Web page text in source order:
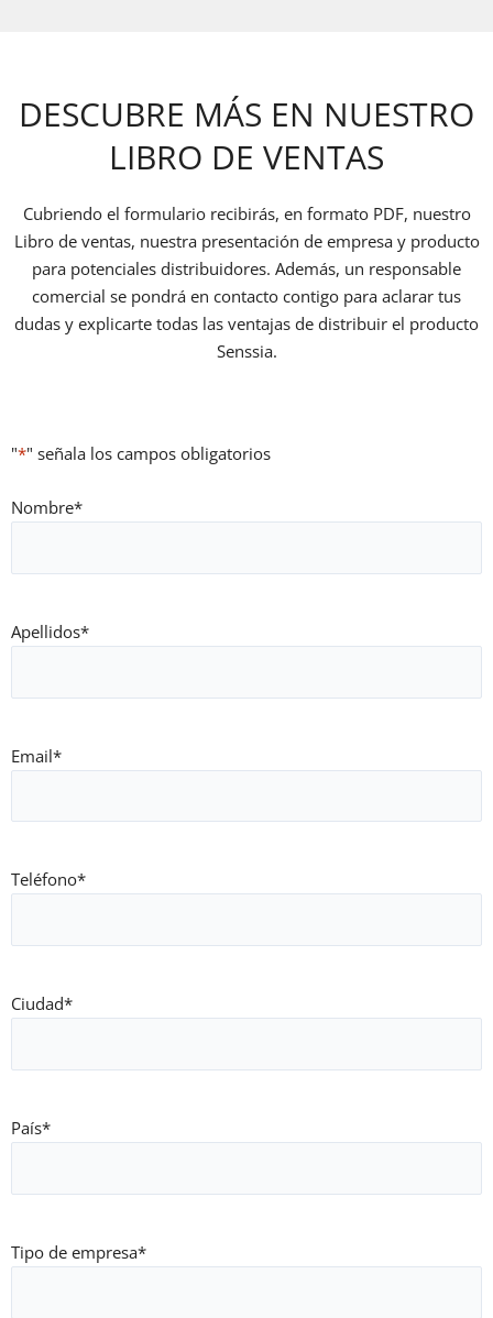
DESCUBRE MÁS EN NUESTRO
LIBRO DE VENTAS
Cubriendo el formulario recibirás, en formato PDF, nuestro
Libro de ventas, nuestra presentación de empresa y producto
para potenciales distribuidores. Además, un responsable
comercial se pondrá en contacto contigo para aclarar tus
dudas y explicarte todas las ventajas de distribuir el producto
Senssia.
"*" señala los campos obligatorios
Nombre*
Apellidos*
Email*
Teléfono*
Ciudad*
País*
Tipo de empresa*